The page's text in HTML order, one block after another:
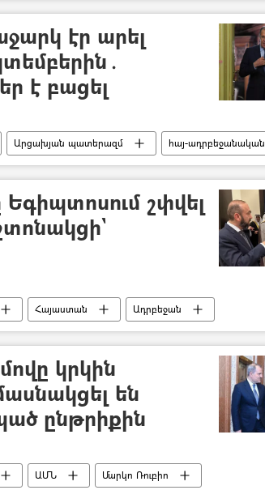
էր արել
է բացել
Արցախյան պատերազմ
հայ-ադրբեջանական
հրադադար
շփվել
Հայաստան Ադրբեջան
կրկին
են
ընթրիքին
ԱՄՆ Մարկո Ռուբիո